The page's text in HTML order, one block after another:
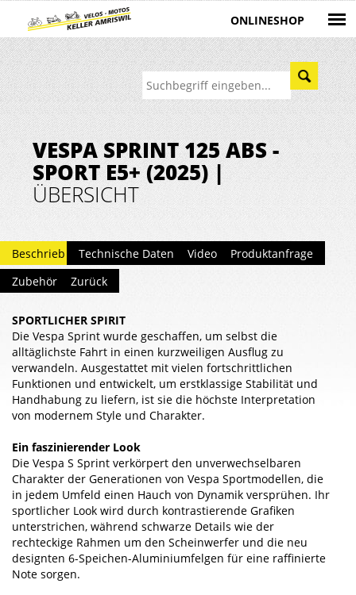
ONLINESHOP
VESPA SPRINT 125 ABS -
SPORT E5+ (2025) |
ÜBERSICHT
Beschrieb Technische Daten Video
Produktanfrage
Zubehör
Zurück
SPORTLICHER SPIRIT
Die Vespa Sprint wurde geschaffen, um selbst die
alltäglichste Fahrt in einen kurzweiligen Ausflug zu
verwandeln. Ausgestattet mit vielen fortschrittlichen
Funktionen und entwickelt, um erstklassige Stabilität und
Handhabung zu liefern, ist sie die höchste Interpretation
von modernem Style und Charakter.
Ein faszinierender Look
Die Vespa S Sprint verkörpert den unverwechselbaren
Charakter der Generationen von Vespa Sportmodellen, die
in jedem Umfeld einen Hauch von Dynamik versprühen. Ihr
sportlicher Look wird durch kontrastierende Grafiken
unterstrichen, während schwarze Details wie der
rechteckige Rahmen um den Scheinwerfer und die neu
designten 6-Speichen-Aluminiumfelgen für eine raffinierte
Note sorgen.